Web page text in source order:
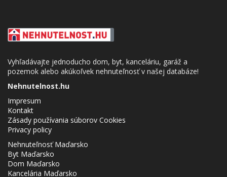
Vyhľadávajte jednoducho dom, byt, kanceláriu, garáž a
pozemok alebo akúkoľvek nehnuteľnosť v našej databáze!
Nehnutelnost.hu
Impresum
Kontakt
Zásady používania súborov Cookies
Privacy policy
Nehnuteľnosť Maďarsko
Byt Maďarsko
Dom Maďarsko
Kancelária Maďarsko